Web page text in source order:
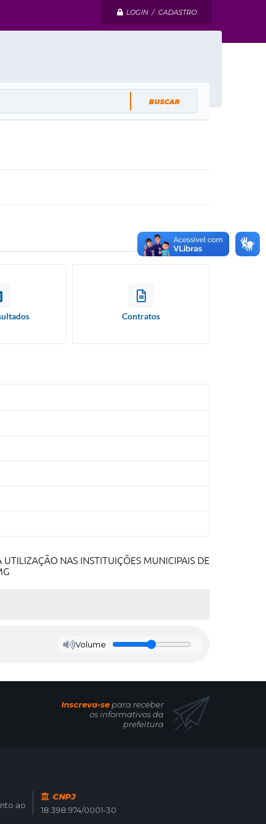
LOGIN / CADASTRO
Contratos
NAS INSTITUIÇÕES MUNICIPAIS DE
Volume
Inscreva-se para receber
os informativos da
prefeitura
ao
CNPJ
18.398.974/0001-30